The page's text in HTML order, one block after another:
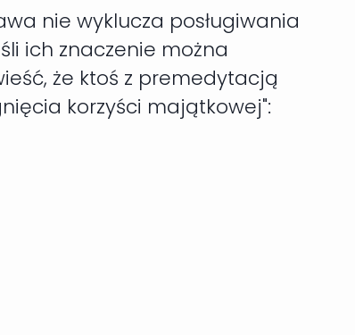
nie wyklucza posługiwania
ich znaczenie można
że ktoś z premedytacją
korzyści majątkowej":